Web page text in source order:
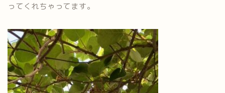
ってくれちゃってます。